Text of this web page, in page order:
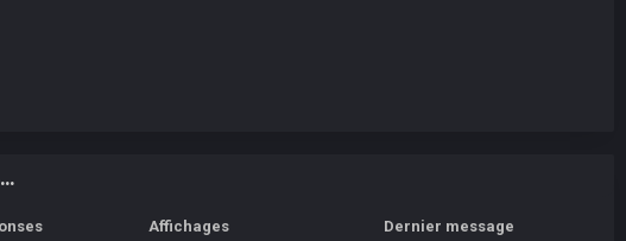
Affichages Dernier message